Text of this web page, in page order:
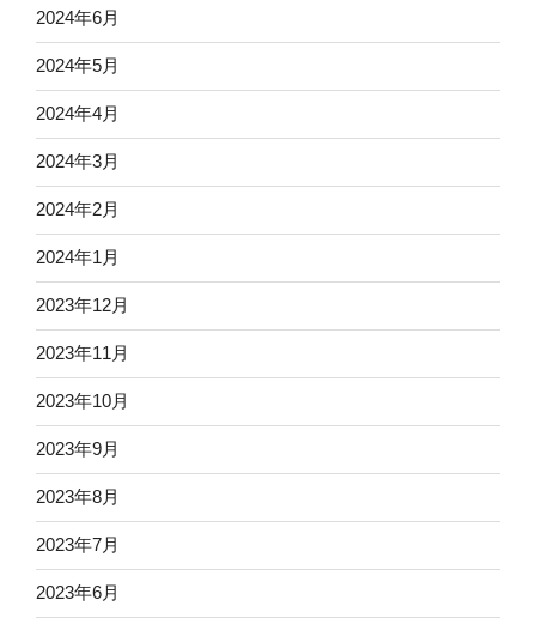
2024年6月
2024年5月
2024年4月
2024年3月
2024年2月
2024年1月
2023年12月
2023年11月
2023年10月
2023年9月
2023年8月
2023年7月
2023年6月